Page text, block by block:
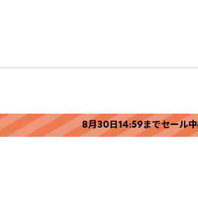
8月30日14:59までセール中